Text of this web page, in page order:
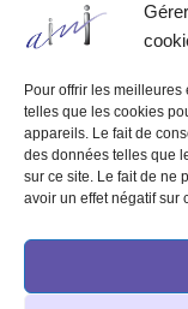
Pour offrir les
telles que les cookies
appareils. Le fait de
des données telles que
sur ce site. Le fait de ne
avoir un effet négatif sur
SOUTENIR
COMMANDER OU
“MÉTAPSYCHIQUE”
ARCHIVES
ACTIVITÉS PASSÉES
© 2003-